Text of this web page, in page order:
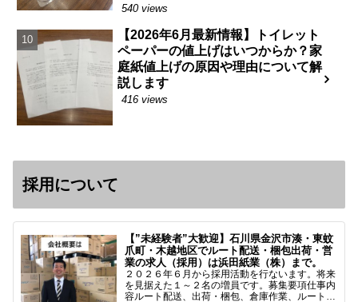
540 views
【2026年6月最新情報】トイレット
ペーパーの値上げはいつからか？家
庭紙値上げの原因や理由について解
説します
416 views
採用について
【”未経験者”大歓迎】石川県金沢市湊・東蚊
爪町・木越地区でルート配送・梱包出荷・営
業の求人（採用）は浜田紙業（株）まで。
２０２６年６月から採用活動を行ないます。将来
を見据えた１～２名の増員です。募集要項仕事内
容ルート配送、出荷・梱包、倉庫作業、ルート営